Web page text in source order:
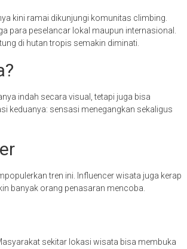
kini ramai dikunjungi komunitas climbing.
para peselancar lokal maupun internasional.
di hutan tropis semakin diminati.
indah secara visual, tetapi juga bisa
keduanya: sensasi menegangkan sekaligus
tren ini. Influencer wisata juga kerap
banyak orang penasaran mencoba.
sekitar lokasi wisata bisa membuka